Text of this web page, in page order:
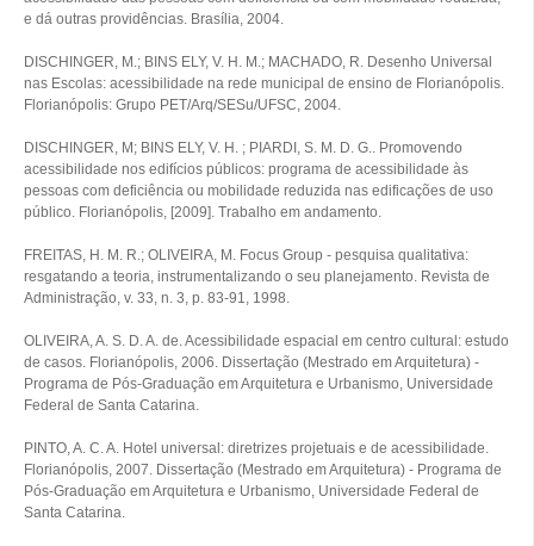
e dá outras providências. Brasília, 2004.
DISCHINGER, M.; BINS ELY, V. H. M.; MACHADO, R. Desenho Universal
nas Escolas: acessibilidade na rede municipal de ensino de Florianópolis.
Florianópolis: Grupo PET/Arq/SESu/UFSC, 2004.
DISCHINGER, M; BINS ELY, V. H. ; PIARDI, S. M. D. G.. Promovendo
acessibilidade nos edifícios públicos: programa de acessibilidade às
pessoas com deficiência ou mobilidade reduzida nas edificações de uso
público. Florianópolis, [2009]. Trabalho em andamento.
FREITAS, H. M. R.; OLIVEIRA, M. Focus Group - pesquisa qualitativa:
resgatando a teoria, instrumentalizando o seu planejamento. Revista de
Administração, v. 33, n. 3, p. 83-91, 1998.
OLIVEIRA, A. S. D. A. de. Acessibilidade espacial em centro cultural: estudo
de casos. Florianópolis, 2006. Dissertação (Mestrado em Arquitetura) -
Programa de Pós-Graduação em Arquitetura e Urbanismo, Universidade
Federal de Santa Catarina.
PINTO, A. C. A. Hotel universal: diretrizes projetuais e de acessibilidade.
Florianópolis, 2007. Dissertação (Mestrado em Arquitetura) - Programa de
Pós-Graduação em Arquitetura e Urbanismo, Universidade Federal de
Santa Catarina.